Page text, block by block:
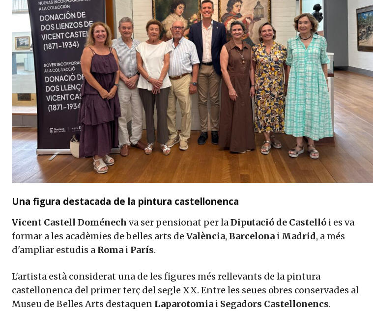
Una figura destacada de la pintura castellonenca
Vicent Castell Doménech va ser pensionat per laDiputació de Castelló i es va
formar a les acadèmies de belles arts de València, Barcelona i Madrid, a més
d'ampliar estudis a Roma i París.
L'artista està considerat una de les figures més rellevants de la pintura
castellonenca del primer terç del segle XX. Entre les seues obres conservades al
Museu de Belles Arts destaquen Laparotomia i Segadors Castellonencs.